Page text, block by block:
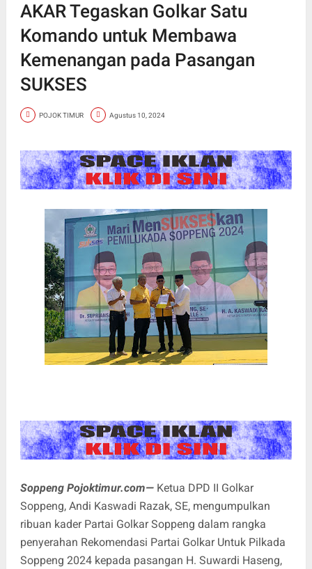
AKAR Tegaskan Golkar Satu
Komando untuk Membawa
Kemenangan pada Pasangan
SUKSES
POJOK TIMUR Agustus 10, 2024
Soppeng Pojoktimur.com—Ketua DPD II Golkar
Soppeng, Andi Kaswadi Razak, SE, mengumpulkan
ribuan kader Partai Golkar Soppeng dalam rangka
penyerahan Rekomendasi Partai Golkar Untuk Pilkada
Soppeng 2024 kepada pasangan H. Suwardi Haseng,